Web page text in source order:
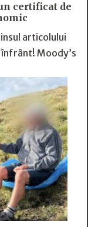
certificat de
articolului
înfrânt! Moody’s